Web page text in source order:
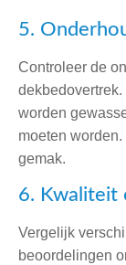
5.
Controleer de
worden
moeten
gemak.
6. Kwaliteit
Vergelijk
beoordelingen